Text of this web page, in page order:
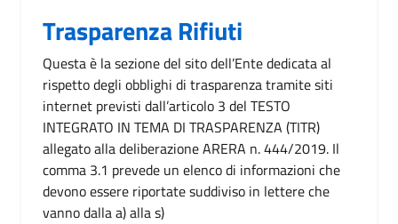
Trasparenza Rifiuti
Questa è la sezione del sito dell’Ente dedicata al
rispetto degli obblighi di trasparenza tramite siti
internet previsti dall’articolo 3 del TESTO
INTEGRATO IN TEMA DI TRASPARENZA (TITR)
allegato alla deliberazione ARERA n. 444/2019. Il
comma 3.1 prevede un elenco di informazioni che
devono essere riportate suddiviso in lettere che
vanno dalla a) alla s)